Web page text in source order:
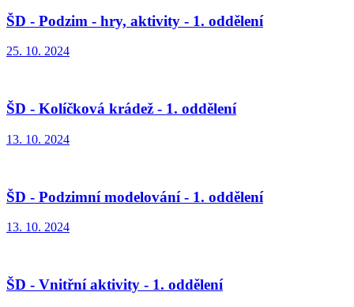
ŠD - Podzim - hry, aktivity - 1. oddělení
25. 10. 2024
ŠD - Kolíčková krádež - 1. oddělení
13. 10. 2024
ŠD - Podzimní modelování - 1. oddělení
13. 10. 2024
ŠD - Vnitřní aktivity - 1. oddělení